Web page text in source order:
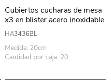
Cubiertos cucharas de mesa
x3 en blister acero inoxidable
BLANCO, ELEGANCE
MARTINAZZO
HA3436BL
Medida: 20cm
Cantidad por caja: 20